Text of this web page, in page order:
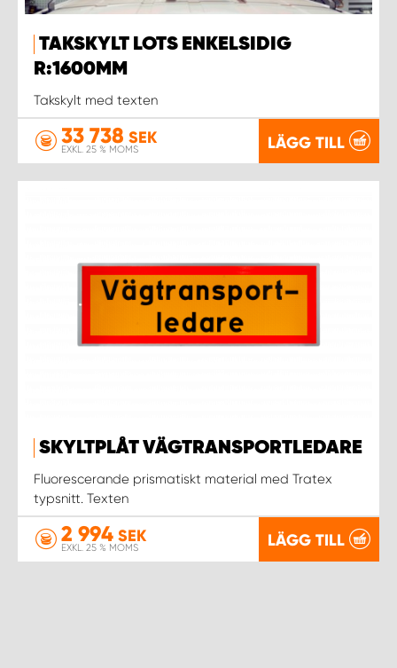
TAKSKYLT LOTS ENKELSIDIG
R:1600MM
Takskylt med texten
33 738 SEK
EXKL. 25 % MOMS LÄGG TILL
SKYLTPLÅT VÄGTRANSPORTLEDARE
Fluorescerande prismatiskt material med Tratex
typsnitt. Texten
2 994 SEK
EXKL. 25 % MOMS LÄGG TILL